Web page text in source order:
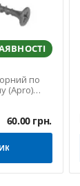
по
(Apro)
60.00 грн.